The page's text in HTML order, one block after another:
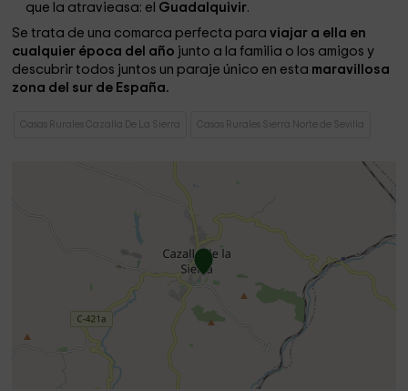
que la atravieasa: el Guadalquivir.
Se trata de una comarca perfecta para viajar a ella en
cualquier época del año junto a la familia o los amigos y
descubrir todos juntos un paraje único en esta maravillosa
zona del sur de España.
Casas Rurales Cazalla De La Sierra Casas Rurales Sierra Norte de Sevilla